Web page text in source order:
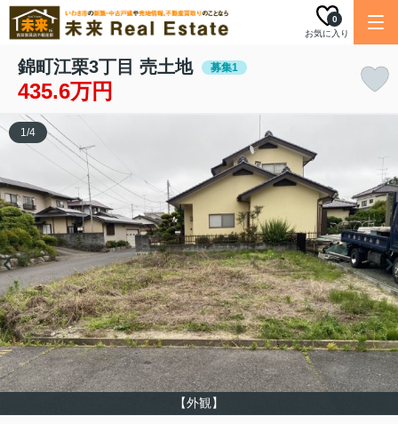
お気に入り
0
錦町江栗3丁目 売土地 募集1
435.6万円
【外観】
1/4